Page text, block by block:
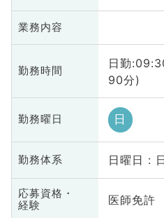
業務内容
勤務時間
日勤
90分)
勤務曜日 日
勤務体系 日曜日 :
応募資格・
経験
医師免許